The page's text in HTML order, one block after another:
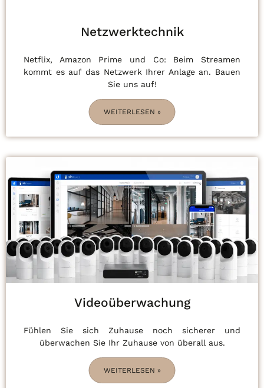
Netzwerktechnik
Netflix, Amazon Prime und Co: Beim Streamen
kommt es auf das Netzwerk Ihrer Anlage an. Bauen
Sie uns auf!
WEITERLESEN »
Videoüberwachung
Fühlen Sie sich Zuhause noch sicherer und
überwachen Sie Ihr Zuhause von überall aus.
WEITERLESEN »